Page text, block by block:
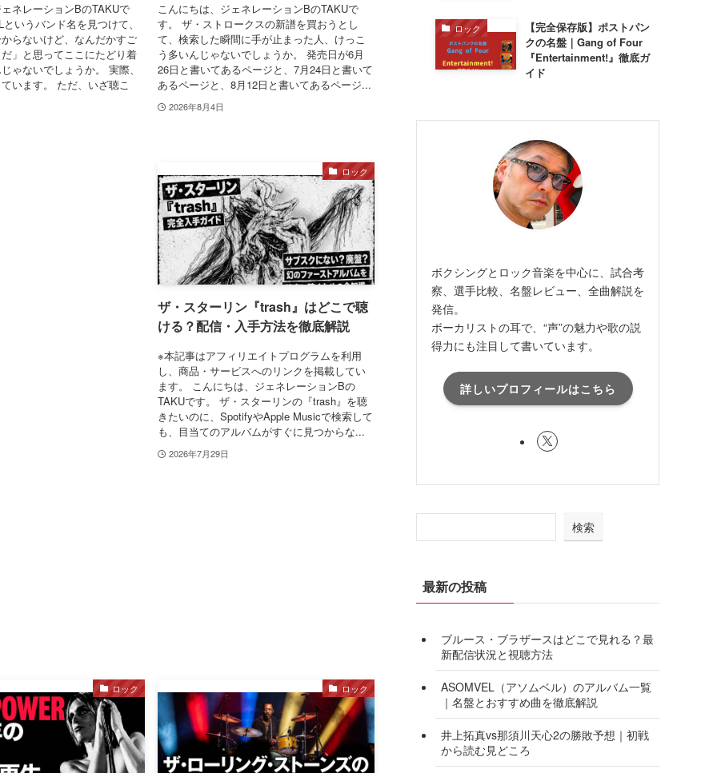
ネレーションBのTAKUで
いうバンド名を見つけて、
らないけど、なんだかすご
」と思ってここにたどり着
ゃないでしょうか。 実際、
います。 ただ、いざ聴こ
こんにちは、ジェネレーションBのTAKUで
す。 ザ・ストロークスの新譜を買おうとし
て、検索した瞬間に手が止まった人、けっこ
う多いんじゃないでしょうか。 発売日が6月
26日と書いてあるページと、7月24日と書いて
あるページと、8月12日と書いてあるページ...
2026年8月4日
ロック
ザ・スターリン『trash』はどこで聴
ける？配信・入手方法を徹底解説
※本記事はアフィリエイトプログラムを利用
し、商品・サービスへのリンクを掲載してい
ます。 こんにちは、ジェネレーションBの
TAKUです。 ザ・スターリンの『trash』を聴
きたいのに、SpotifyやApple Musicで検索して
も、目当てのアルバムがすぐに見つからな...
2026年7月29日
ロック ロック
ロック
【完全保存版】ポストパン
クの名盤｜Gang of Four
『Entertainment!』徹底ガ
イド
ボクシングとロック音楽を中心に、試合考
察、選手比較、名盤レビュー、全曲解説を
発信。
ボーカリストの耳で、“声”の魅力や歌の説
得力にも注目して書いています。
詳しいプロフィールはこちら
検索
最新の投稿
ブルース・ブラザースはどこで見れる？最
新配信状況と視聴方法
ASOMVEL（アソムベル）のアルバム一覧
｜名盤とおすすめ曲を徹底解説
井上拓真vs那須川天心2の勝敗予想｜初戦
から読む見どころ